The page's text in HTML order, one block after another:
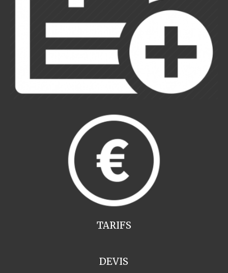
TARIFS
DEVIS